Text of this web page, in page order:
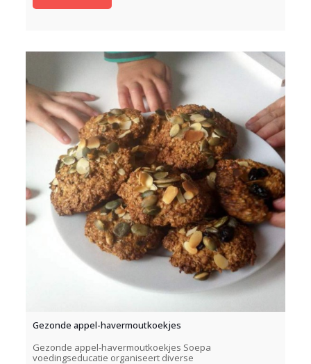
Gezonde appel-havermoutkoekjes
Gezonde appel-havermoutkoekjes Soepa
voedingseducatie organiseert diverse